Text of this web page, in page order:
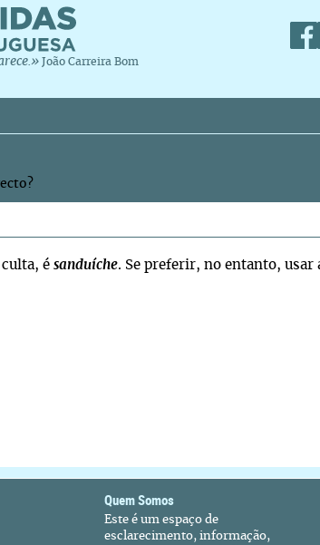
João Carreira Bom
é sanduíche. Se preferir, no entanto, usar
Quem Somos
Este é um espaço de
esclarecimento, informação,